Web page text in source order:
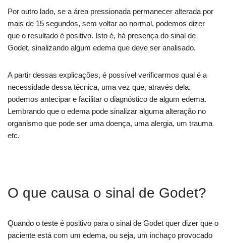
Por outro lado, se a área pressionada permanecer alterada por
mais de 15 segundos, sem voltar ao normal, podemos dizer
que o resultado é positivo. Isto é, há presença do sinal de
Godet, sinalizando algum edema que deve ser analisado.
A partir dessas explicações, é possível verificarmos qual é a
necessidade dessa técnica, uma vez que, através dela,
podemos antecipar e facilitar o diagnóstico de algum edema.
Lembrando que o edema pode sinalizar alguma alteração no
organismo que pode ser uma doença, uma alergia, um trauma
etc.
O que causa o sinal de Godet?
Quando o teste é positivo para o sinal de Godet quer dizer que o
paciente está com um edema, ou seja, um inchaço provocado